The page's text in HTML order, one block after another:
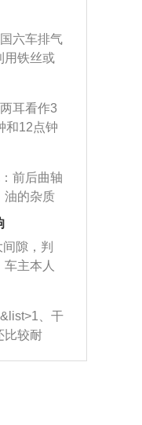
产，这
六车排气
用铁丝或
，如果
应急措
将所有的
，然后将
塞的东
过多引起
泡在草酸
清洗剂
车辆启
到燃烧
让三元
情况就
耳看作3
和12点钟
手握住
打相同的
反复练
在真实
打好方
前后曲轴
油的杂质
封效果
、
环与缸体
烧室中，
度。使用
烧机油现
动性，
隙，判
主本人
厂或4s
罩破
半轴磨
产生异
套和球头
、干
比较耐